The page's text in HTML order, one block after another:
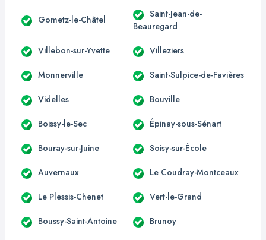
Gometz-le-Châtel
Saint-Jean-de-
Beauregard
Villebon-sur-Yvette Villeziers
Monnerville Saint-Sulpice-de-Favières
Videlles Bouville
Boissy-le-Sec Épinay-sous-Sénart
Bouray-sur-Juine Soisy-sur-École
Auvernaux Le Coudray-Montceaux
Le Plessis-Chenet Vert-le-Grand
Boussy-Saint-Antoine Brunoy